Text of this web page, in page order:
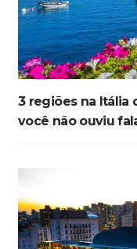
3 regiões na Itália
você não ouviu